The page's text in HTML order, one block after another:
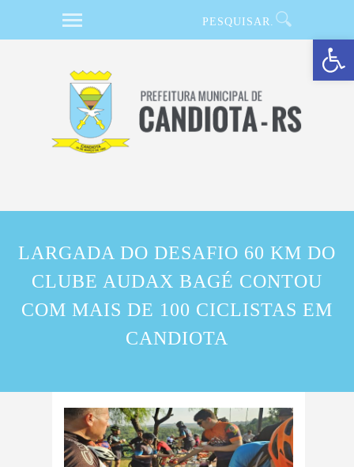
Barra de Ferramentas Aberta
LARGADA DO DESAFIO 60 KM DO
CLUBE AUDAX BAGÉ CONTOU
COM MAIS DE 100 CICLISTAS EM
CANDIOTA